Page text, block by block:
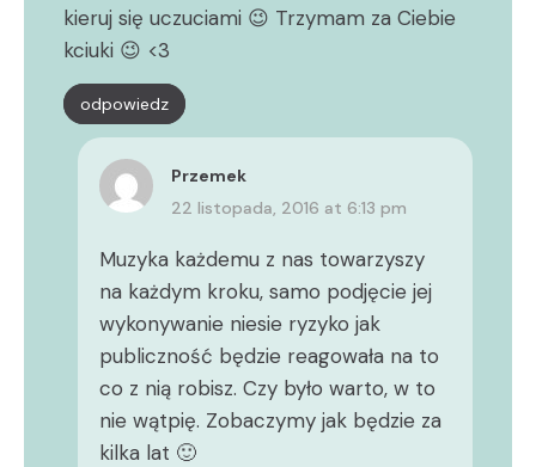
kieruj się uczuciami 😉 Trzymam za Ciebie
kciuki 😉 <3
odpowiedz
Przemek
22 listopada, 2016 at 6:13 pm
Muzyka każdemu z nas towarzyszy
na każdym kroku, samo podjęcie jej
wykonywanie niesie ryzyko jak
publiczność będzie reagowała na to
co z nią robisz. Czy było warto, w to
nie wątpię. Zobaczymy jak będzie za
kilka lat 🙂